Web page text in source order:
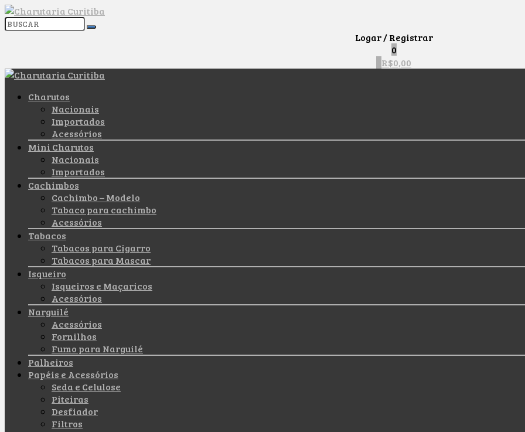
Logar / Registrar
0
R$0,00
Charutos
Nacionais
Importados
Acessórios
Mini Charutos
Nacionais
Importados
Cachimbos
Cachimbo – Modelo
Tabaco para cachimbo
Acessórios
Tabacos
Tabacos para Cigarro
Tabacos para Mascar
Isqueiro
Isqueiros e Maçaricos
Acessórios
Narguilé
Acessórios
Fornilhos
Fumo para Narguilé
Palheiros
Papéis e Acessórios
Seda e Celulose
Piteiras
Desfiador
Filtros